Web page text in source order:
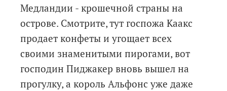
Медландии - крошечной страны на
острове. Смотрите, тут госпожа Каакс
продает конфеты и угощает всех
своими знаменитыми пирогами, вот
господин Пиджакер вновь вышел на
прогулку, а король Альфонс уже даже